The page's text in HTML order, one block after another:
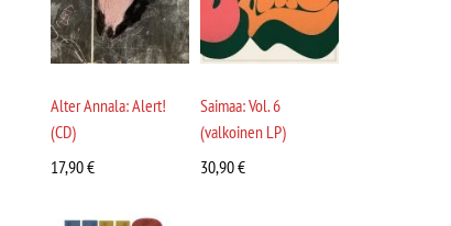
Alter Annala: Alert!
(CD)
17,90€
Saimaa: Vol. 6
(valkoinen LP)
30,90€